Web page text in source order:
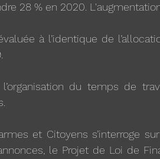
28 % en 2020.
à l’identique de
du temps de
et Citoyens s’interroge
le Projet de Loi de